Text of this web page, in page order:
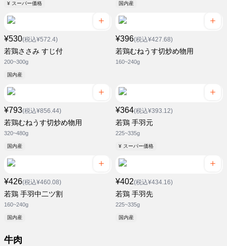
¥ スーパー価格 国内産
¥530(税込¥572.4)
若鶏ささみ すじ付
200~300g
国内産
¥396(税込¥427.68)
若鶏むねうす切炒め物用
160~240g
¥793(税込¥856.44)
若鶏むねうす切炒め物用
320~480g
国内産
¥364(税込¥393.12)
若鶏 手羽元
225~335g
¥ スーパー価格
¥426(税込¥460.08)
若鶏 手羽中二ツ割
160~240g
国内産
¥402(税込¥434.16)
若鶏 手羽先
225~335g
国内産
牛肉